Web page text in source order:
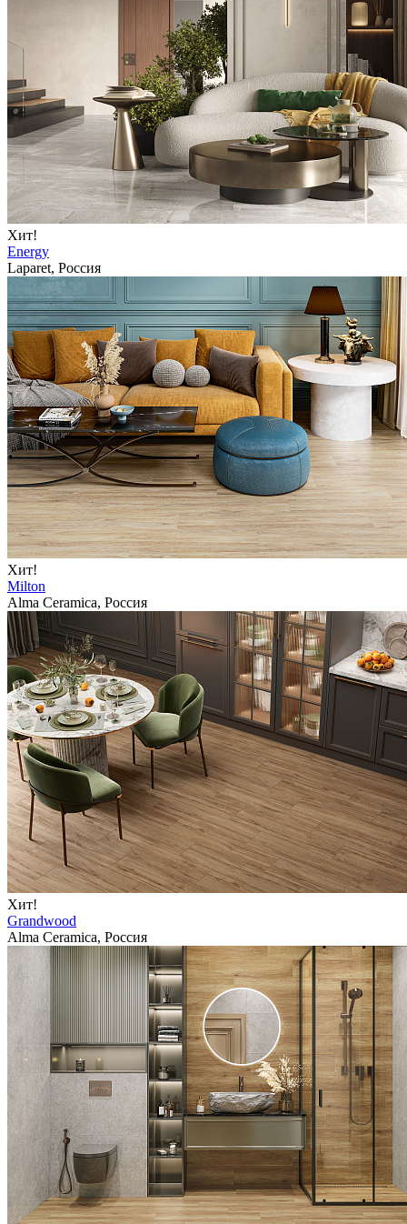
Хит!
Energy
Laparet, Россия
Хит!
Milton
Alma Ceramica, Россия
Хит!
Grandwood
Alma Ceramica, Россия